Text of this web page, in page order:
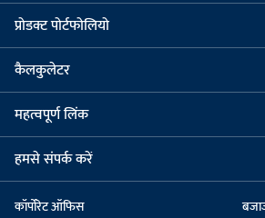
प्रोडक्ट पोर्टफोलियो
कैलकुलेटर
महत्वपूर्ण लिंक
हमसे संपर्क करें
कॉर्पोरेट ऑफिस